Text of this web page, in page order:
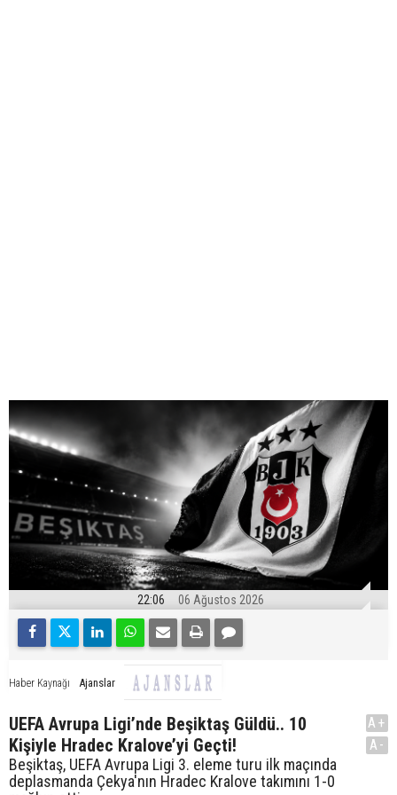
22:06 06 Ağustos 2026
Haber Kaynağı Ajanslar
UEFA Avrupa Ligi’nde Beşiktaş Güldü.. 10
Kişiyle Hradec Kralove’yi Geçti!
Beşiktaş, UEFA Avrupa Ligi 3. eleme turu ilk maçında
deplasmanda Çekya'nın Hradec Kralove takımını 1-0
A+
A-